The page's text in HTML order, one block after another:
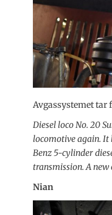
Avgassystemet tar
Diesel loco No. 20
locomotive again. It
Benz 5-cylinder
transmission. A
Nian